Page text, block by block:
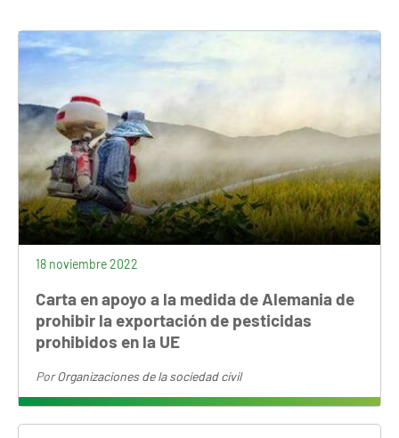
18 noviembre 2022
Carta en apoyo a la medida de Alemania de
prohibir la exportación de pesticidas
prohibidos en la UE
PorOrganizaciones de la sociedad civil